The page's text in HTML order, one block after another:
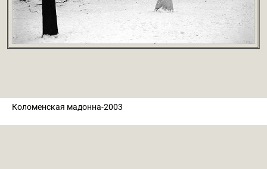
Коломенская мадонна-2003